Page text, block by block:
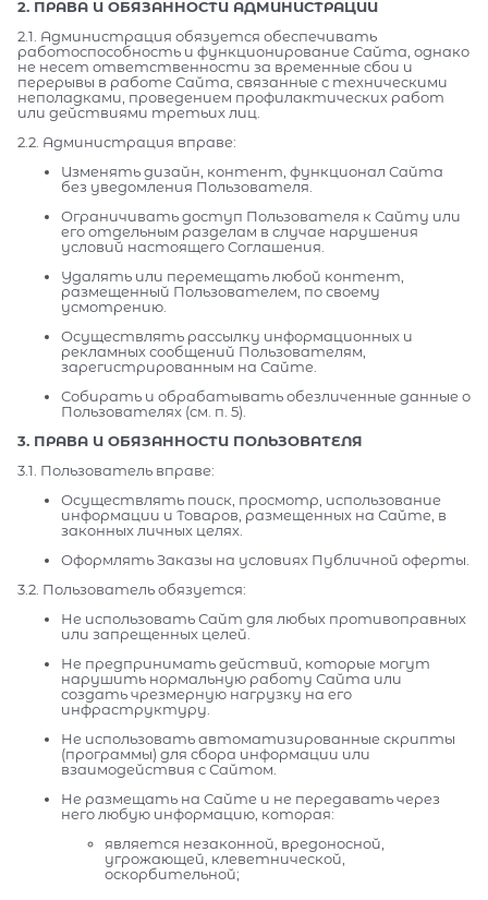
2. ПРАВА И ОБЯЗАННОСТИ АДМИНИСТРАЦИИ
2.1. Администрация обязуется обеспечивать
работоспособность и функционирование Сайта, однако
не несет ответственности за временные сбои и
перерывы в работе Сайта, связанные с техническими
неполадками, проведением профилактических работ
или действиями третьих лиц.
2.2. Администрация вправе:
Изменять дизайн, контент, функционал Сайта
без уведомления Пользователя.
Ограничивать доступ Пользователя к Сайту или
его отдельным разделам в случае нарушения
условий настоящего Соглашения.
Удалять или перемещать любой контент,
размещенный Пользователем, по своему
усмотрению.
Осуществлять рассылку информационных и
рекламных сообщений Пользователям,
зарегистрированным на Сайте.
Собирать и обрабатывать обезличенные данные о
Пользователях (см. п. 5).
3. ПРАВА И ОБЯЗАННОСТИ ПОЛЬЗОВАТЕЛЯ
3.1. Пользователь вправе:
Осуществлять поиск, просмотр, использование
информации и Товаров, размещенных на Сайте, в
законных личных целях.
Оформлять Заказы на условиях Публичной оферты.
3.2. Пользователь обязуется:
Не использовать Сайт для любых противоправных
или запрещенных целей.
Не предпринимать действий, которые могут
нарушить нормальную работу Сайта или
создать чрезмерную нагрузку на его
инфраструктуру.
Не использовать автоматизированные скрипты
(программы) для сбора информации или
взаимодействия с Сайтом.
Не размещать на Сайте и не передавать через
него любую информацию, которая:
является незаконной, вредоносной,
угрожающей, клеветнической,
оскорбительной;